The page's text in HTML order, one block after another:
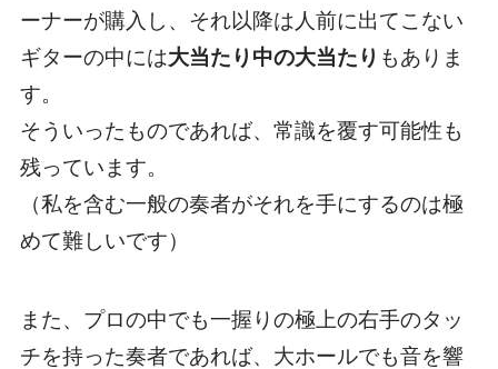
ーナーが購入し、それ以降は人前に出てこない
ギターの中には大当たり中の大当たり もありま
す。
そういったものであれば、常識を覆す可能性も
残っています。
（私を含む一般の奏者がそれを手にするのは極
めて難しいです）
また、プロの中でも一握りの極上の右手のタッ
チを持った奏者であれば、大ホールでも音を響